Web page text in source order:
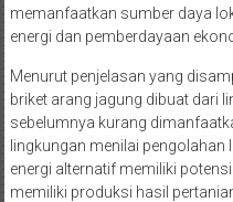
memanfaatkan sumber daya
energi dan pemberdayaan
Menurut penjelasan yang
briket arang jagung dibuat dari
sebelumnya kurang
lingkungan menilai
energi alternatif memiliki
memiliki produksi hasil